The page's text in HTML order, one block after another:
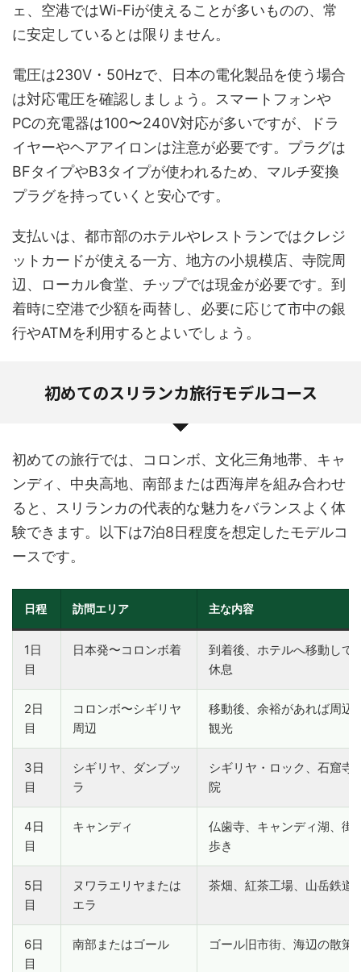
ェ、空港ではWi-Fiが使えることが多いものの、常
に安定しているとは限りません。
電圧は230V・50Hzで、日本の電化製品を使う場合
は対応電圧を確認しましょう。スマートフォンや
PCの充電器は100〜240V対応が多いですが、ドラ
イヤーやヘアアイロンは注意が必要です。プラグは
BFタイプやB3タイプが使われるため、マルチ変換
プラグを持っていくと安心です。
支払いは、都市部のホテルやレストランではクレジ
ットカードが使える一方、地方の小規模店、寺院周
辺、ローカル食堂、チップでは現金が必要です。到
着時に空港で少額を両替し、必要に応じて市中の銀
行やATMを利用するとよいでしょう。
初めてのスリランカ旅行モデルコース
初めての旅行では、コロンボ、文化三角地帯、キャ
ンディ、中央高地、南部または西海岸を組み合わせ
ると、スリランカの代表的な魅力をバランスよく体
験できます。以下は7泊8日程度を想定したモデルコ
ースです。
日程 訪問エリア 主な内容
1日
目
日本発〜コロンボ着
到着後、ホテルへ移動して
休息
2日
目
コロンボ〜シギリヤ
周辺
移動後、余裕があれば周辺
観光
3日
目
シギリヤ、ダンブッ
ラ
シギリヤ・ロック、石窟寺
院
4日
目
キャンディ
仏歯寺、キャンディ湖、街
歩き
5日
目
ヌワラエリヤまたは
エラ
茶畑、紅茶工場、山岳鉄道
6日
目
南部またはゴール ゴール旧市街、海辺の散策